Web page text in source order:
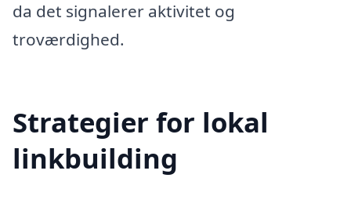
da det signalerer aktivitet og
troværdighed.
Strategier for lokal
linkbuilding